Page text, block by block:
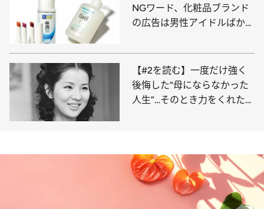
NGワード、化粧品ブランド
の広告は男性アイドルばか
える《日本の美容はどこへ行
くのか？》
【#2を読む】一度だけ強く
後悔した“母にならなかった
人生”…そのとき力をくれた